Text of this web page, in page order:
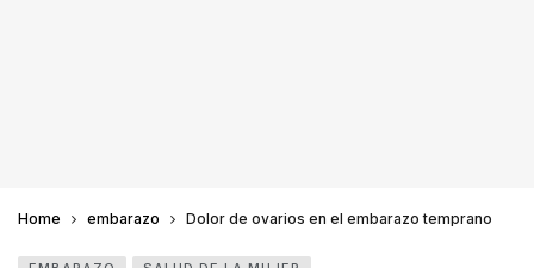
Home embarazo Dolor de ovarios en el embarazo temprano